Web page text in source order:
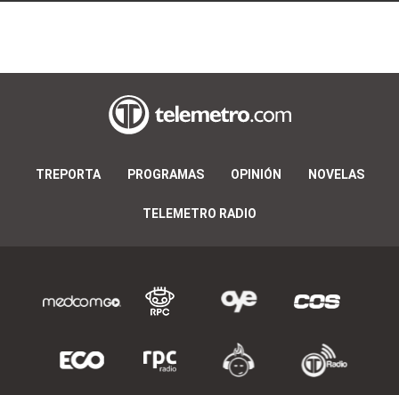
TREPORTA PROGRAMAS OPINIÓN NOVELAS
TELEMETRO RADIO